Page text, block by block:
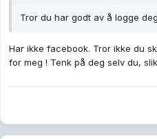
Tror du har godt av å logge
Har ikke facebook. Tror ikke du
for meg ! Tenk på deg selv du,